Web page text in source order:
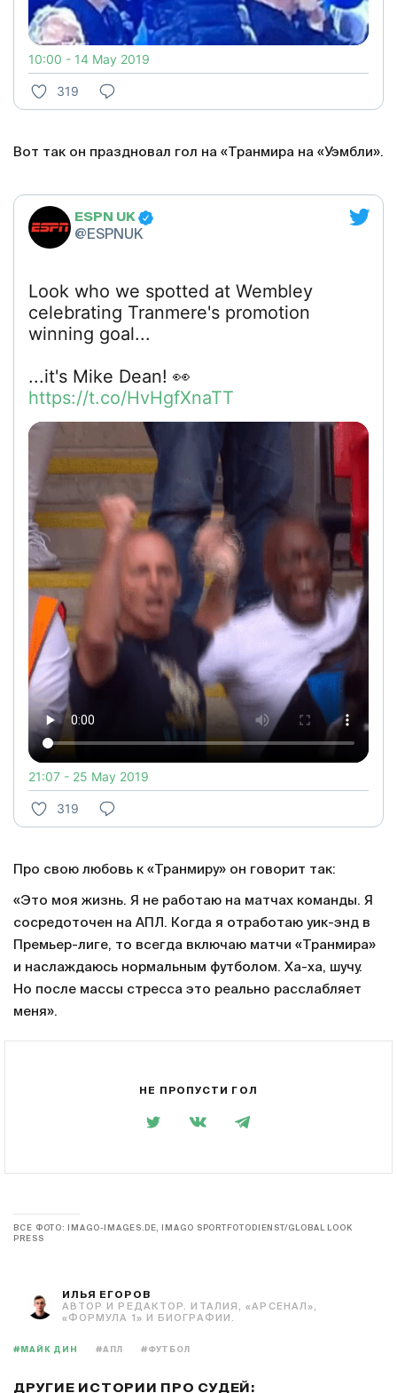
10:00 - 14 May 2019
319
Вот так он праздновал гол на «Транмира на «Уэмбли».
ESPN UK
@ESPNUK
Look who we spotted at Wembley
celebrating Tranmere's promotion
winning goal...
...it's Mike Dean! 👀
https://t.co/HvHgfXnaTT
21:07 - 25 May 2019
319
Про свою любовь к «Транмиру» он говорит так:
«Это моя жизнь. Я не работаю на матчах команды. Я
сосредоточен на АПЛ. Когда я отработаю уик-энд в
Премьер-лиге, то всегда включаю матчи «Транмира»
и наслаждаюсь нормальным футболом. Ха-ха, шучу.
Но после массы стресса это реально расслабляет
меня».
НЕ ПРОПУСТИ ГОЛ
ВСЕ ФОТО: IMAGO-IMAGES.DE, IMAGO SPORTFOTODIENST/GLOBAL LOOK
PRESS
ИЛЬЯ ЕГОРОВ
АВТОР И РЕДАКТОР. ИТАЛИЯ, «АРСЕНАЛ»,
«ФОРМУЛА 1» И БИОГРАФИИ.
#МАЙК ДИН #АПЛ #ФУТБОЛ
ДРУГИЕ ИСТОРИИ ПРО СУДЕЙ: